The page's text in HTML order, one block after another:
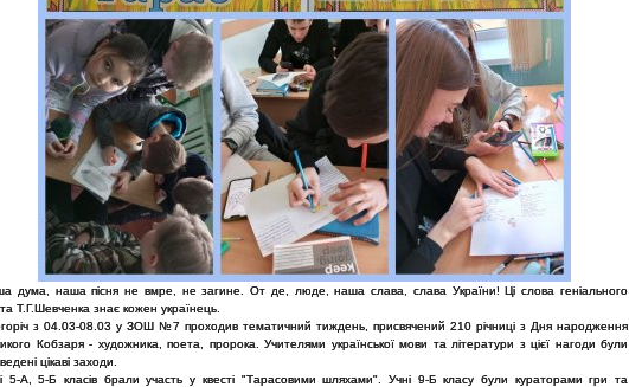
дума, наша пісня не вмре, не загине. От де, люде, наша слава, слава України! Ці слова геніального
Т.Г.Шевченка знає кожен українець.
з 04.03-08.03 у ЗОШ №7 проходив тематичний тиждень, присвячений 210 річниці з Дня народження
Кобзаря - художника, поета, пророка. Учителями української мови та літератури з цієї нагоди були
цікаві заходи.
5-А, 5-Б класів брали участь у квесті "Тарасовими шляхами". Учні 9-Б класу були кураторами гри та